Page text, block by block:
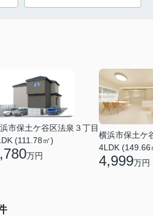
市保土ケ谷区法泉３丁目
(111.78㎡)
万円
横浜市保土ケ
4LDK (149.66
4,999万円